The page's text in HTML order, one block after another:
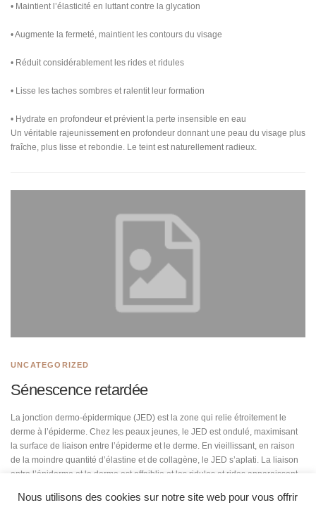
• Maintient l’élasticité en luttant contre la glycation
• Augmente la fermeté, maintient les contours du visage
• Réduit considérablement les rides et ridules
• Lisse les taches sombres et ralentit leur formation
• Hydrate en profondeur et prévient la perte insensible en eau
Un véritable rajeunissement en profondeur donnant une peau du visage plus
fraîche, plus lisse et rebondie. Le teint est naturellement radieux.
UNCATEGORIZED
Sénescence retardée
La jonction dermo-épidermique (JED) est la zone qui relie étroitement le
derme à l’épiderme. Chez les peaux jeunes, le JED est ondulé, maximisant
la surface de liaison entre l’épiderme et le derme. En vieillissant, en raison
de la moindre quantité d’élastine et de collagène, le JED s’aplati. La liaison
entre l’épiderme et le derme est affaiblie et les ridules et rides apparaissent.
Application deux fois par jour pendant deux mois
Nous utilisons des cookies sur notre site web pour vous offrir